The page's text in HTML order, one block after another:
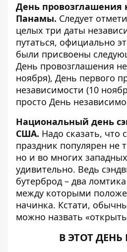
День провозглашения
Панамы. Следует
целых три даты
путаться, официально
были присвоены
День провозглашения
ноября), День первого
независимости (10
просто День
Национальный день
США. Надо сказать, что
праздник популярен не
но и во многих
удивительно. Ведь
бутерброд – два
между которыми
начинка. Кстати,
можно назвать
В ЭТОТ